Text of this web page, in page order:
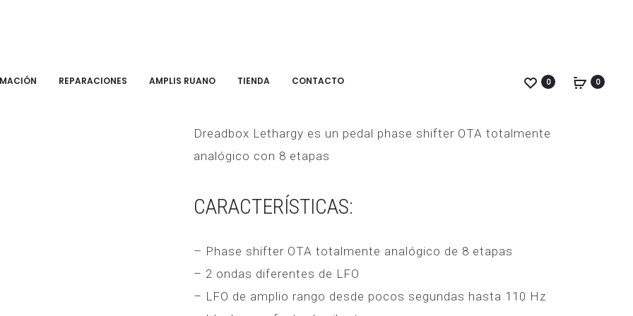
REPARACIONES AMPLIS RUANO TIENDA CONTACTO 0 0
STANDARD
SATIN
DREADBOX LETHARGY PHASER
Dreadbox Lethargy es un pedal phase shifter OTA totalmente
analógico con 8 etapas
CARACTERÍSTICAS:
– Phase shifter OTA totalmente analógico de 8 etapas
– 2 ondas diferentes de LFO
– LFO de amplio rango desde pocos segundas hasta 110 Hz